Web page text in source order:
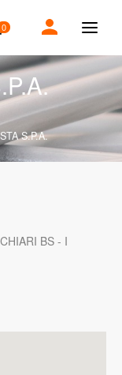
0
T
g
g
l
n
a
v
i
S.P.A.
BS - I